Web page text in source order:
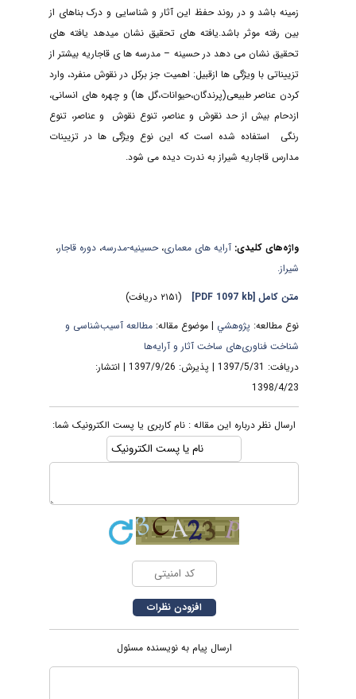
زمینه باشد و در روند حفظ این آثار و شناسایی و درک بناهای از
بین رفته موثر باشد.یافته های تحقیق نشان میدهد یافته های
تحقیق نشان می دهد در حسینه – مدرسه ها ی قاجاریه بیشتر از
تزییناتی با ویژگی ها ازقبیل: اهمیت جز برکل در نقوش منفرد، وارد
کردن عناصر طبیعی(پرندگان،حیوانات،گل ها) و چهره های انسانی،
ازدحام بیش از حد نقوش و عناصر، تنوع نقوش و عناصر، تنوع
رنگی استفاده شده است که این نوع ویژگی ها در تزیینات
مدارس قاجاریه شیراز به ندرت دیده می شود.
واژه‌های کلیدی:آرایه های معماری،حسینیه-مدرسه،دوره قاجار،
شیراز.
متن کامل[PDF 1097 kb]
نوع مطالعه:پژوهشي| موضوع مقاله:مطالعه آسیب‌شناسی و
شناخت فناوری‌های ساخت آثار و آرایه‌ها
دریافت: 1397/5/31 | پذیرش: 1397/9/26 | انتشار:
1398/4/23
ارسال نظر درباره این مقاله : نام کاربری یا پست الکترونیک شما:
ارسال پیام به نویسنده مسئول